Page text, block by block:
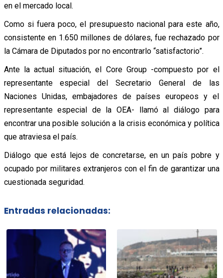
en el mercado local.
Como si fuera poco, el presupuesto nacional para este año,
consistente en 1.650 millones de dólares, fue rechazado por
la Cámara de Diputados por no encontrarlo “satisfactorio”.
Ante la actual situación, el Core Group -compuesto por el
representante especial del Secretario General de las
Naciones Unidas, embajadores de países europeos y el
representante especial de la OEA- llamó al diálogo para
encontrar una posible solución a la crisis económica y política
que atraviesa el país.
Diálogo que está lejos de concretarse, en un país pobre y
ocupado por militares extranjeros con el fin de garantizar una
cuestionada seguridad.
Entradas relacionadas: